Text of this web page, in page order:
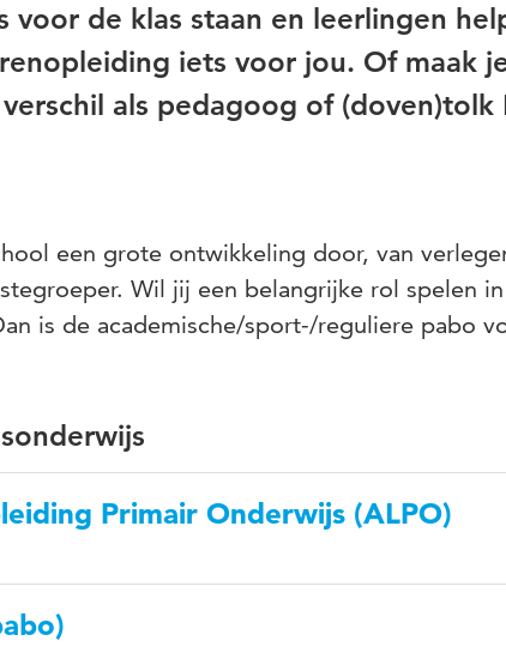
voor de klas staan en leerlingen
iets voor jou. Of maak
als pedagoog of (doven)tolk
een grote ontwikkeling door, van
Wil jij een belangrijke rol spelen
is de academische/sport-/reguliere pabo
Primair Onderwijs (ALPO)